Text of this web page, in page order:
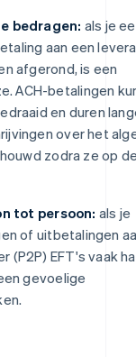
bedragen: als je
aan een
afgerond, is een
ACH-betalingen
en duren
over het
zodra ze op
tot persoon: als je
of uitbetalingen
(P2P) EFT's vaak
gevoelige